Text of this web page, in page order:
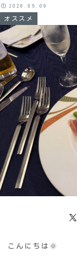
オススメ
2026.05.09
こんにちは🌞